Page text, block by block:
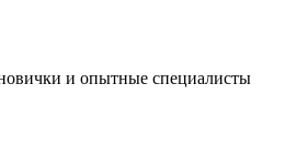
и опытные специалисты